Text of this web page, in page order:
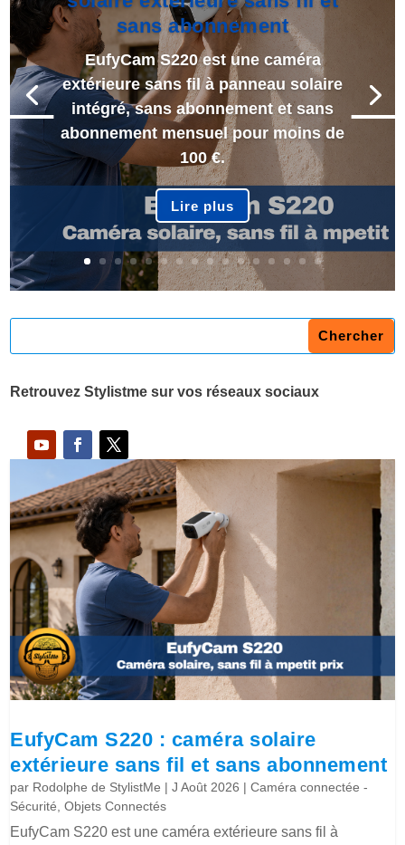
sans abonnement
EufyCam S220 est une caméra
extérieure sans fil à panneau solaire
intégré, sans abonnement et sans
abonnement mensuel pour moins de
100 €.
Lire plus
Retrouvez Stylistme sur vos réseaux sociaux
EufyCam S220 : caméra solaire
extérieure sans fil et sans abonnement
par Rodolphe de StylistMe |J Août 2026 |Caméra connectée -
Sécurité ,Objets Connectés
EufyCam S220 est une caméra extérieure sans fil à